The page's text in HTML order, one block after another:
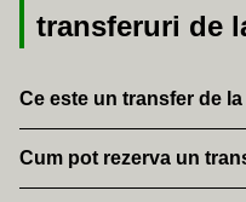
transferuri de
Ce este un transfer de
privat, prin care un sofer te
destinatia dorita, in conditii
Cum pot rezerva un